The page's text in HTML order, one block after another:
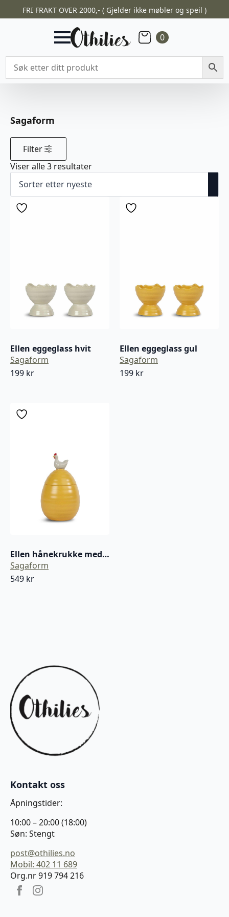
FRI FRAKT OVER 2000,- ( Gjelder ikke møbler og speil )
0
Sagaform
Filter
Viser alle 3 resultaterSortert
nyeste
Ellen eggeglass hvit
Sagaform
199 kr
Ellen eggeglass gul
Sagaform
199 kr
Ellen hånekrukke med lokk
Sagaform
549 kr
Kontakt oss
Åpningstider:
10:00 – 20:00 (18:00)
Søn: Stengt
post@othilies.no
Mobil: 402 11 689
Org.nr 919 794 216